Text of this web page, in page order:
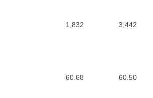
1,832 3,442
60.68
60.50